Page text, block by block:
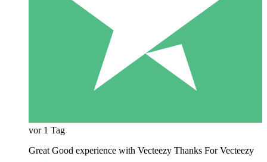
vor 1 Tag
Great Good experience with Vecteezy Thanks For Vecteezy